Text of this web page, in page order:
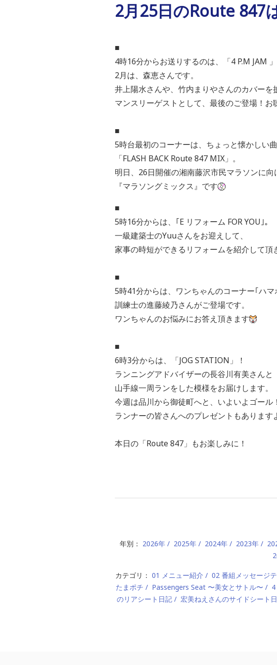
2月25日のRoute 847
■
4時16分からお送りするのは、「4 P.M JAM 」
2月は、森恵さんです。
井上陽水さんや、竹内まりやさんのカバーを
マンスリーゲストとして、最後のご登場！お
■
5時台最初のコーナーは、ちょっと懐かしい
「FLASH BACK Route 847 MIX」。
明日、26日開催の湘南藤沢市民マラソンに向
『マラソングミックス』です
■
5時16分からは、｢E リフォーム FOR YOU｣。
一級建築士のYuuさんをお迎えして、
家事の時短ができるリフォームを紹介して頂
■
5時41分からは、ワンちゃんのコーナー｢ハマ
訓練士の進藤綾乃さんがご登場です。
ワンちゃんのお悩みにお答え頂きます
■
6時3分からは、「JOG STATION」！
ランニングアドバイザーの長谷川有美さんと
山手線一周ランをした模様をお届けします。
今週は品川から御徒町へと、いよいよゴール
ランナーの皆さんへのプレゼントもあります
本日の「Route 847」もお楽しみに！
年別： 2026年 2025年 2024年 2023年
カテゴリ： 01 メニュー紹介 02 番組メッセージ
たまポチ
Passengers Seat 〜美女とサトル〜
のリアシート日記
宏美ねえさんのサイドシート